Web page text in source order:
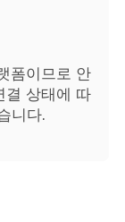
폼이므로 안
결 상태에 따
니다.